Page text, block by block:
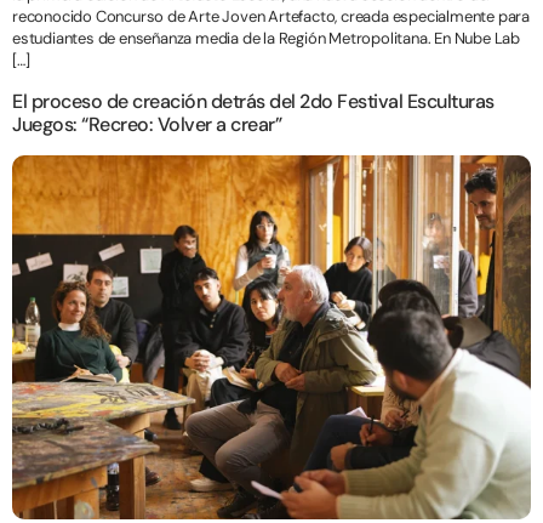
reconocido Concurso de Arte Joven Artefacto, creada especialmente para
estudiantes de enseñanza media de la Región Metropolitana. En Nube Lab
[…]
El proceso de creación detrás del 2do Festival Esculturas
Juegos: “Recreo: Volver a crear”